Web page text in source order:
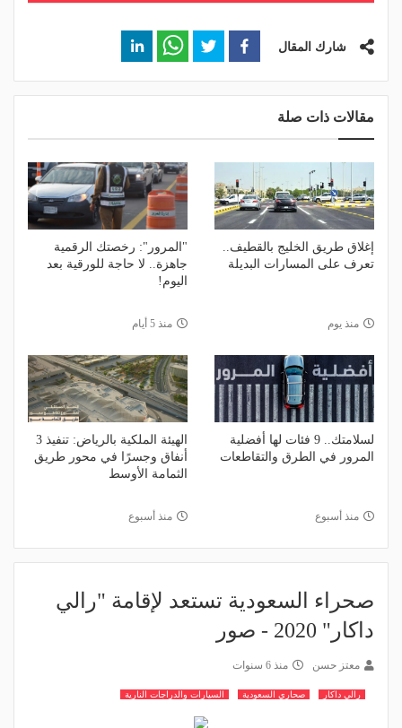
شارك المقال
مقالات ذات صلة
إغلاق طريق الخليج بالقطيف..
تعرف على المسارات البديلة
منذ يوم
"المرور": رخصتك الرقمية
جاهزة.. لا حاجة للورقية بعد
اليوم!
منذ 5 أيام
لسلامتك.. 9 فئات لها أفضلية
المرور في الطرق والتقاطعات
منذ أسبوع
الهيئة الملكية بالرياض: تنفيذ 3
أنفاق وجسرًا في محور طريق
الثمامة الأوسط
منذ أسبوع
صحراء السعودية تستعد لإقامة "رالي
داكار" 2020 - صور
معتز حسن منذ 6 سنوات
رالي داكار صحاري السعودية السيارات والدراجات النارية